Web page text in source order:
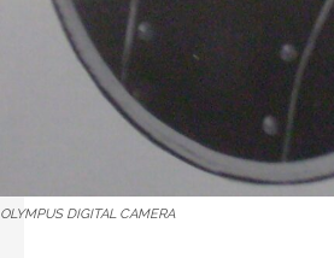
OLYMPUS DIGITAL CAMERA